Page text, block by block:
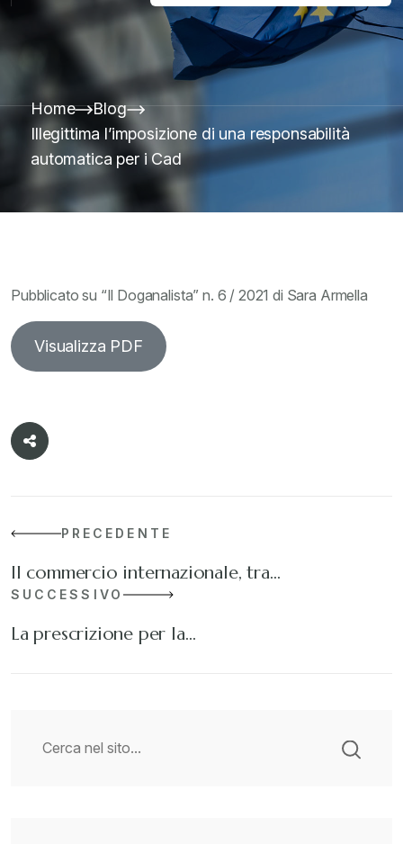
Home
Blog
Illegittima l’imposizione di una responsabilità
automatica per i Cad
Pubblicato su “Il Doganalista” n. 6 / 2021 di Sara Armella
Visualizza PDF
PRECEDENTE
Il commercio internazionale, tra…
SUCCESSIVO
La prescrizione per la…